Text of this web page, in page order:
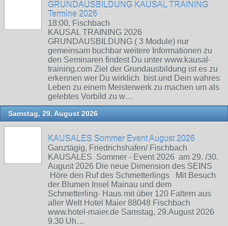
GRUNDAUSBILDUNG KAUSAL TRAINING
Termine 2026
18:00, Fischbach
KAUSAL TRAINING 2026
GRUNDAUSBILDUNG ( 3 Module) nur
gemeinsam buchbar weitere Informationen zu
den Seminaren findest Du unter www.kausal-
training.com Ziel der Grundausbildung ist es zu
erkennen wer Du wirklich bist und Dein wahres
Leben zu einem Meisterwerk zu machen um als
gelebtes Vorbild zu w…
Samstag, 29. August 2026
KAUSALES Sommer Event August 2026
Ganztägig, Friedrichshafen/ Fischbach
KAUSALES Sommer - Event 2026 am 29. /30.
August 2026 Die neue Dimension des SEINS
Höre den Ruf des Schmetterlings Mit Besuch
der Blumen Insel Mainau und dem
Schmetterling- Haus mit über 120 Faltern aus
aller Welt Hotel Maier 88048 Fischbach
www.hotel-maier.de Samstag, 29.August 2026
9.30 Uh…